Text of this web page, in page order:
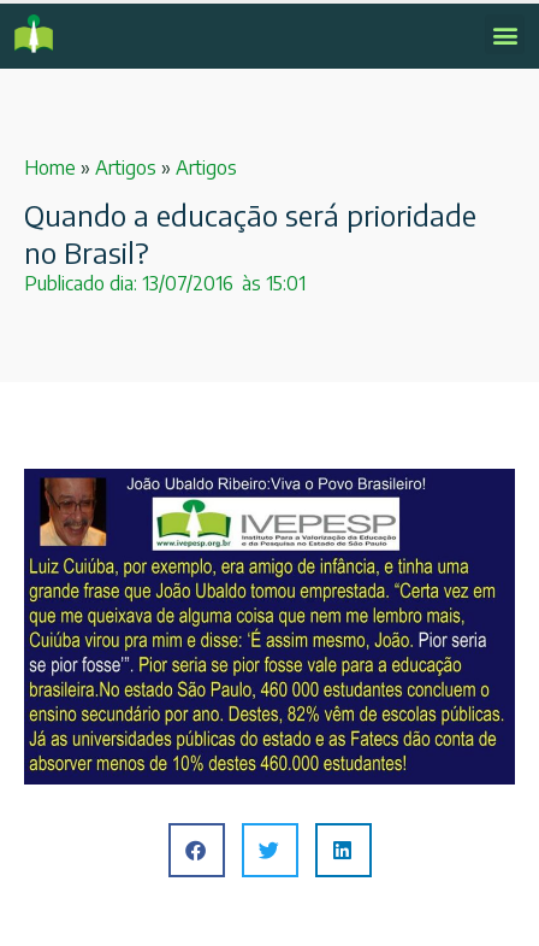
Home » Artigos » Artigos
Quando a educação será prioridade
no Brasil?
Publicado dia: 13/07/2016 às 15:01